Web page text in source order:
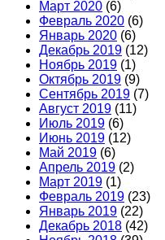
Март 2020 (6)
Февраль 2020 (6)
Январь 2020 (6)
Декабрь 2019 (12)
Ноябрь 2019 (1)
Октябрь 2019 (9)
Сентябрь 2019 (7)
Август 2019 (11)
Июль 2019 (6)
Июнь 2019 (12)
Май 2019 (6)
Апрель 2019 (2)
Март 2019 (1)
Февраль 2019 (23)
Январь 2019 (22)
Декабрь 2018 (42)